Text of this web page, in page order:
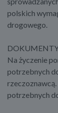
polskich
drogowego.
DOKUMENTY
Na życzenie
potrzebnych
potrzebnych